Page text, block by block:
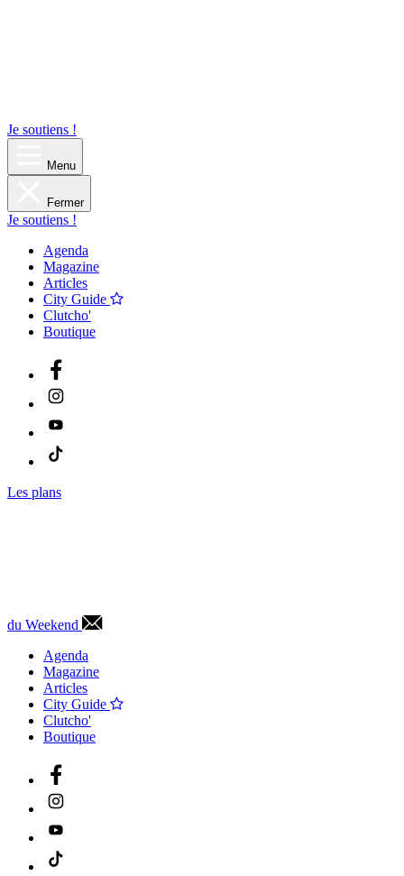
Je soutiens !
Menu
Fermer
Je soutiens !
Agenda
Magazine
Articles
City Guide
Clutcho'
Boutique
Les plans
du Weekend
Agenda
Magazine
Articles
City Guide
Clutcho'
Boutique